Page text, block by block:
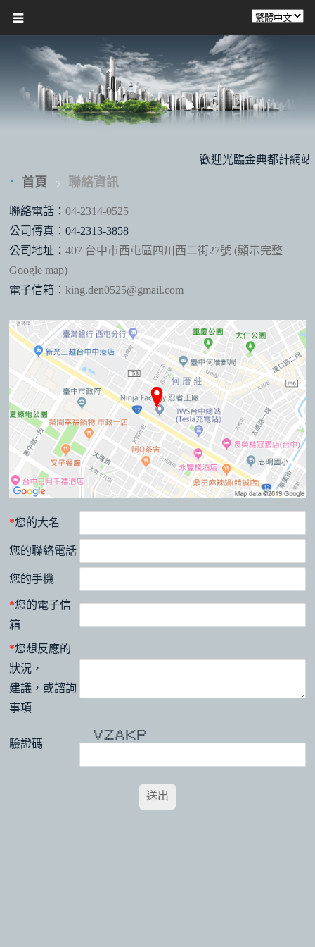
歡迎光臨金典都計網站
首頁 聯絡資訊
聯絡電話： 04-2314-0525
公司傳真：04-2313-3858
公司地址： 407 台中市西屯區四川西二街27號 (顯示完整
Google map)
電子信箱： king.den0525@gmail.com
*您的大名
您的聯絡電話
您的手機
*您的電子信
箱
*您想反應的
狀況，
建議，或諮詢
事項
驗證碼
* * ******* * * * ******
* * * * * * ** * *
* * * * * * ** * *
* * * * * ** ******
* * * ***** * ** *
* * * * * * ** *
* ******* * * * * *